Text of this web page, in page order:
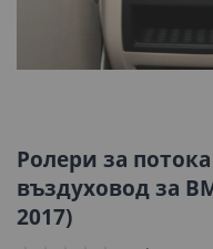
началото
галерия
със
Ролери за
въздуховод за
2017)